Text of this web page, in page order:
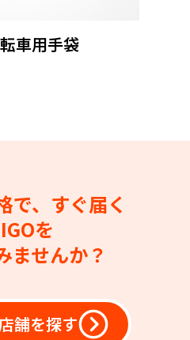
車用手袋
で、すぐ届く
を
ませんか？
舗を探す